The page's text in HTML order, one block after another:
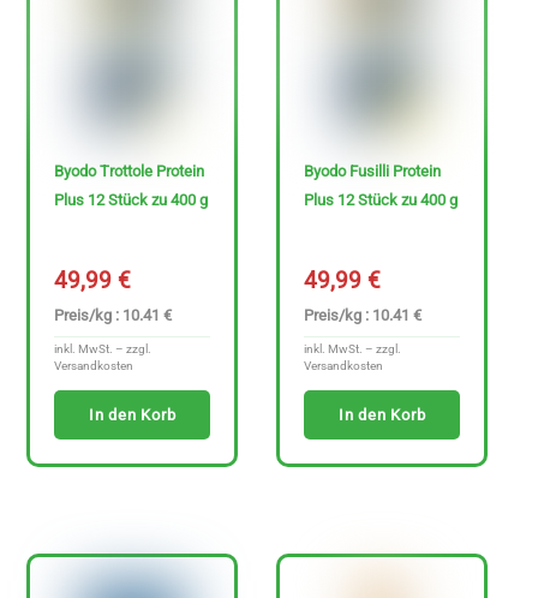
Byodo Trottole Protein
Plus 12 Stück zu 400 g
49,99€
Preis/kg : 10.41 €
inkl. MwSt. – zzgl.
Versandkosten
In den Korb
Byodo Fusilli Protein
Plus 12 Stück zu 400 g
49,99€
Preis/kg : 10.41 €
inkl. MwSt. – zzgl.
Versandkosten
In den Korb